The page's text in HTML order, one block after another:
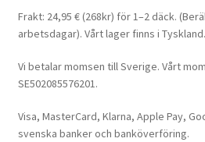
Frakt: 24,95 € (268kr) för 1–2 däck.
arbetsdagar). Vårt lager finns i Tyskland.
Vi betalar momsen till Sverige. Vårt
SE502085576201.
Visa, MasterCard, Klarna, Apple Pay,
svenska banker och banköverföring.